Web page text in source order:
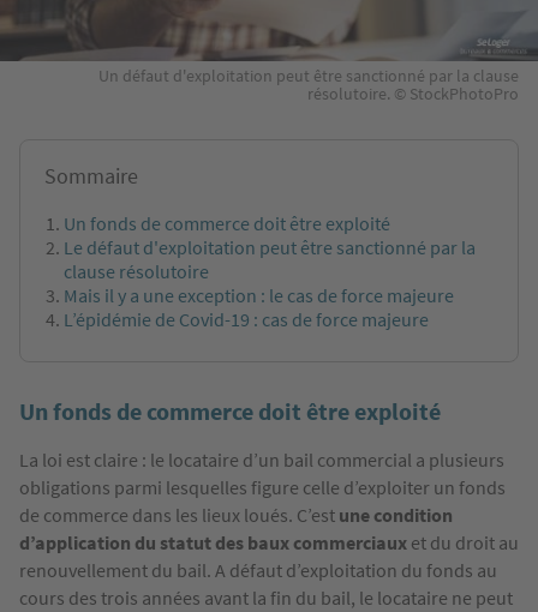
Un défaut d'exploitation peut être sanctionné par la clause
résolutoire. © StockPhotoPro
Sommaire
Un fonds de commerce doit être exploité
Le défaut d'exploitation peut être sanctionné par la
clause résolutoire
Mais il y a une exception : le cas de force majeure
L’épidémie de Covid-19 : cas de force majeure
Un fonds de commerce doit être exploité
La loi est claire : le locataire d’un bail commercial a plusieurs
obligations parmi lesquelles figure celle d’exploiter un fonds
de commerce dans les lieux loués. C’est une condition
d’application du statut des baux commerciaux et du droit au
renouvellement du bail. A défaut d’exploitation du fonds au
cours des trois années avant la fin du bail, le locataire ne peut